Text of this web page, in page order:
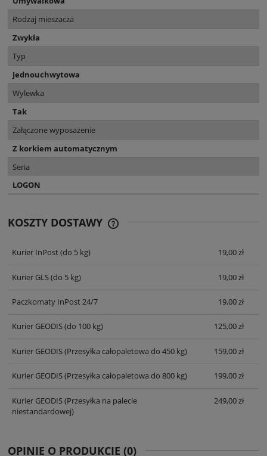
Rodzaj mieszacza
Zwykła
Typ
Jednouchwytowa
Wylewka
Tak
Załączone wyposażenie
Z korkiem automatycznym
Seria
LOGON
KOSZTY DOSTAWY
Kurier InPost(do 5 kg) 19,00 zł
Kurier GLS(do 5 kg) 19,00 zł
Paczkomaty InPost 24/7 19,00 zł
Kurier GEODIS(do 100 kg) 125,00 zł
Kurier GEODIS(Przesyłka całopaletowa do 450 kg) 159,00 zł
Kurier GEODIS(Przesyłka całopaletowa do 800 kg) 199,00 zł
Kurier GEODIS(Przesyłka na palecie
niestandardowej)
249,00 zł
OPINIE O PRODUKCIE (0)